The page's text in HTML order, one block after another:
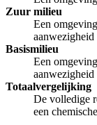
Zuur milieu
Een
Basismilieu
Een
Totaalvergelijking
De volledige
een